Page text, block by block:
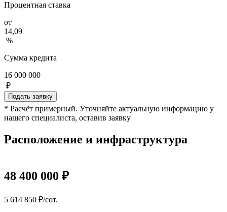
Процентная ставка
от
14,09
%
Сумма кредита
16 000 000
₽
Подать заявку
* Расчёт примерный. Уточняйте актуальную информацию у
нашего специалиста, оставив заявку
Расположение и инфраструктура
48 400 000 ₽
5 614 850 ₽/сот.